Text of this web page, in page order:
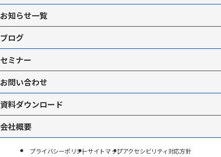
お知らせ一覧
ブログ
セミナー
お問い合わせ
資料ダウンロード
会社概要
プライバシーポリシーサイトマップアクセシビリティ対応方針